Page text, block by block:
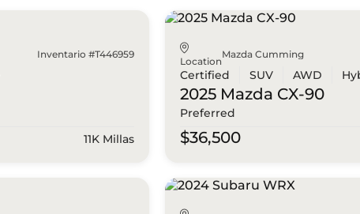
Inventario #T446959
11K Millas
Location
Mazda Cumming
Certified SUV AWD
2025 Mazda CX-90
Preferred
$36,500